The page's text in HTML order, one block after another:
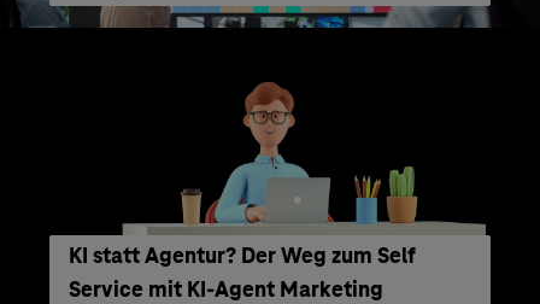
KI statt Agentur? Der Weg zum Self
Service mit KI-Agent Marketing